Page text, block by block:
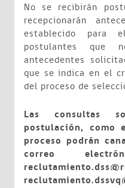
No se recibirán
recepcionarán
establecido para
postulantes que
antecedentes
que se indica en el
del proceso de
Las consultas
postulación, como
proceso podrán
correo